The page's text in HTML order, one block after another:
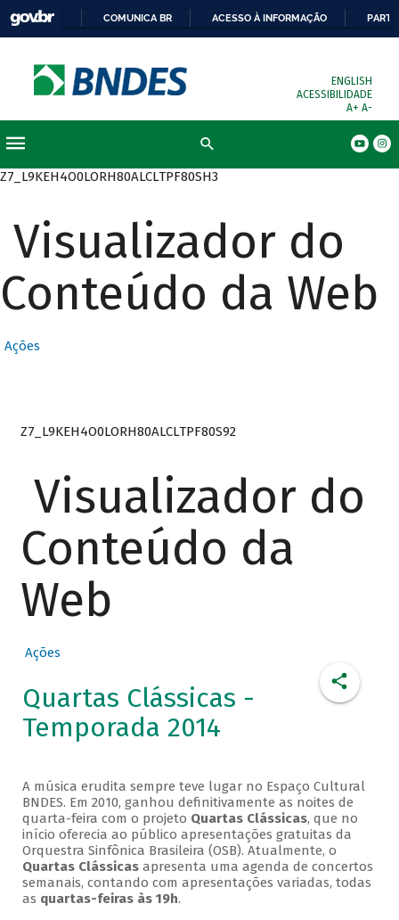
COMUNICA BR ACESSO À INFORMAÇÃO
ENGLISH
ACESSIBILIDADE
A+ A-
Z7_L9KEH4O0LORH80ALCLTPF80SH3
Visualizador do
Conteúdo da Web
Ações
Z7_L9KEH4O0LORH80ALCLTPF80S92
Visualizador do
Conteúdo da
Web
Ações
Quartas Clássicas -
Temporada 2014
A música erudita sempre teve lugar no Espaço Cultural
BNDES. Em 2010, ganhou definitivamente as noites de
quarta-feira com o projeto Quartas Clássicas, que no
início oferecia ao público apresentações gratuitas da
Orquestra Sinfônica Brasileira (OSB). Atualmente, o
Quartas Clássicasapresenta uma agenda de concertos
semanais, contando com apresentações variadas, todas
as quartas-feiras às 19h.